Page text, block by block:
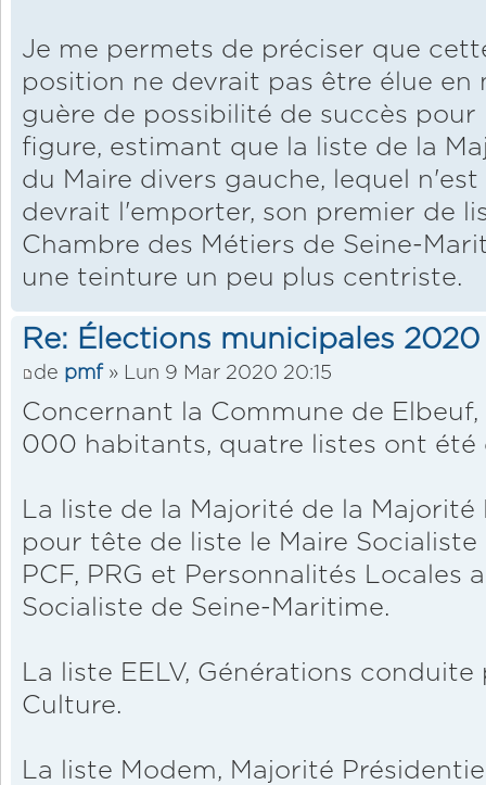
Je me permets de préciser que
position ne devrait pas être élue
guère de possibilité de succès pour
figure, estimant que la liste de la
du Maire divers gauche, lequel
devrait l'emporter, son premier de
Chambre des Métiers de Seine-
une teinture un peu plus centriste.
Re: Élections municipales
de pmf» Lun 9 Mar 2020 20:15
Concernant la Commune de
000 habitants, quatre listes ont été
La liste de la Majorité de la
pour tête de liste le Maire Socialiste
PCF, PRG et Personnalités Locales
Socialiste de Seine-Maritime.
La liste EELV, Générations
Culture.
La liste Modem, Majorité